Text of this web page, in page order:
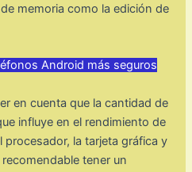
memoria como la edición de
Android más seguros
en cuenta que la cantidad de
influye en el rendimiento de
procesador, la tarjeta gráfica y
tener un